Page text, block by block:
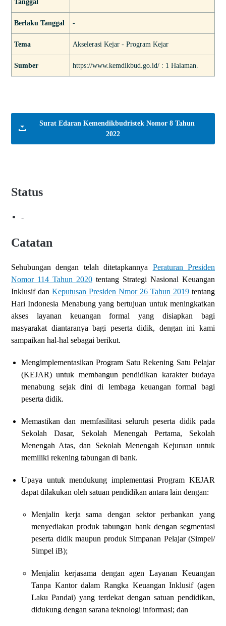
Tanggal
Berlaku Tanggal -
Tema Akselerasi Kejar - Program Kejar
Sumber https://www.kemdikbud.go.id/ : 1 Halaman.
Surat Edaran Kemendikbudristek Nomor 8 Tahun
2022
Status
-
Catatan
Sehubungan dengan telah ditetapkannya Peraturan Presiden
Nomor 114 Tahun 2020 tentang Strategi Nasional Keuangan
Inklusif dan Keputusan Presiden Nmor 26 Tahun 2019 tentang
Hari Indonesia Menabung yang bertujuan untuk meningkatkan
akses layanan keuangan formal yang disiapkan bagi
masyarakat diantaranya bagi peserta didik, dengan ini kami
sampaikan hal-hal sebagai berikut.
Mengimplementasikan Program Satu Rekening Satu Pelajar
(KEJAR) untuk membangun pendidikan karakter budaya
menabung sejak dini di lembaga keuangan formal bagi
peserta didik.
Memastikan dan memfasilitasi seluruh peserta didik pada
Sekolah Dasar, Sekolah Menengah Pertama, Sekolah
Menengah Atas, dan Sekolah Menengah Kejuruan untuk
memiliki rekening tabungan di bank.
Upaya untuk mendukung implementasi Program KEJAR
dapat dilakukan oleh satuan pendidikan antara lain dengan:
Menjalin kerja sama dengan sektor perbankan yang
menyediakanproduk tabungan bank dengan segmentasi
peserta didik maupun produk Simpanan Pelajar (Simpel/
Simpel iB);
Menjalin kerjasama dengan agen Layanan Keuangan
Tanpa Kantordalam Rangka Keuangan Inklusif (agen
Laku Pandai) yang terdekat dengan satuan pendidikan,
didukung dengan sarana teknologi informasi; dan